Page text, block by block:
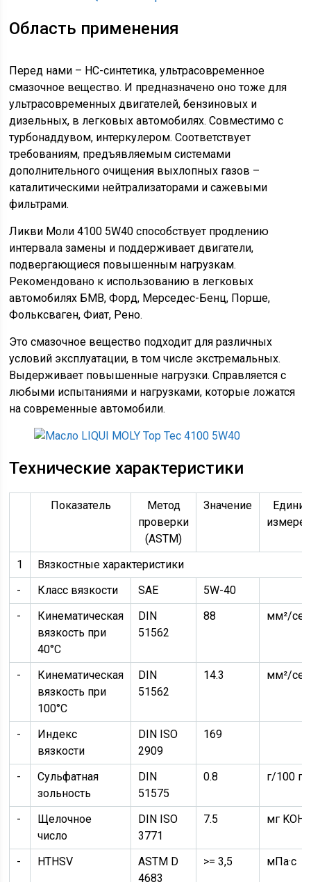
Область применения
Перед нами – НС-синтетика, ультрасовременное
смазочное вещество. И предназначено оно тоже для
ультрасовременных двигателей, бензиновых и
дизельных, в легковых автомобилях. Совместимо с
турбонаддувом, интеркулером. Соответствует
требованиям, предъявляемым системами
дополнительного очищения выхлопных газов –
каталитическими нейтрализаторами и сажевыми
фильтрами.
Ликви Моли 4100 5W40 способствует продлению
интервала замены и поддерживает двигатели,
подвергающиеся повышенным нагрузкам.
Рекомендовано к использованию в легковых
автомобилях БМВ, Форд, Мерседес-Бенц, Порше,
Фольксваген, Фиат, Рено.
Это смазочное вещество подходит для различных
условий эксплуатации, в том числе экстремальных.
Выдерживает повышенные нагрузки. Справляется с
любыми испытаниями и нагрузками, которые ложатся
на современные автомобили.
Технические характеристики
Показатель
Метод
проверки
(ASTM)
Значение
1
Вязкостные характеристики
-
Класс вязкости SAE
5W-40
-
Кинематическая
вязкость при
40°C
DIN
51562
88 мм²/сек
-
Кинематическая
вязкость при
100°C
DIN
51562
14.3 мм²/сек
-
Индекс
вязкости
DIN ISO
2909
169
-
Сульфатная
зольность
DIN
51575
0.8 г/100 г
-
Щелочное
число
DIN ISO
3771
7.5 мг KOH/
- HTHSV
ASTM D
4683
>= 3,5 мПа·с